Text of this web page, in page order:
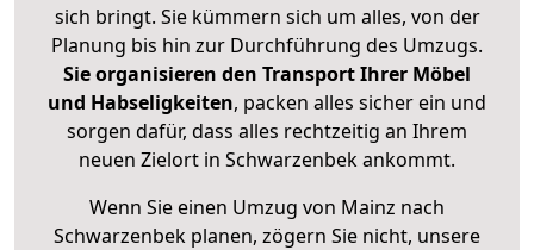
sich bringt. Sie kümmern sich um alles, von der
Planung bis hin zur Durchführung des Umzugs.
Sie organisieren den Transport Ihrer Möbel
und Habseligkeiten, packen alles sicher ein und
sorgen dafür, dass alles rechtzeitig an Ihrem
neuen Zielort in Schwarzenbek ankommt.
Wenn Sie einen Umzug von Mainz nach
Schwarzenbek planen, zögern Sie nicht, unsere